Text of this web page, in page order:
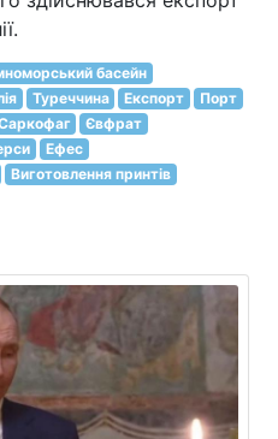
басейн
Туреччина Експорт
Порт
Євфрат
Ефес
Виготовлення принтів